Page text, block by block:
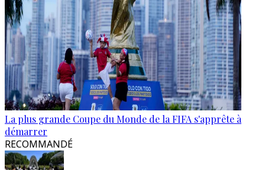
La plus grande Coupe du Monde de la FIFA s'apprête à
démarrer
RECOMMANDÉ